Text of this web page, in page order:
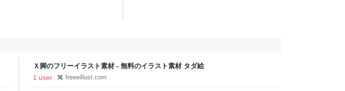
Ｘ脚のフリーイラスト素材 - 無料のイラスト素材 タダ絵
1 user
freeeillust.com